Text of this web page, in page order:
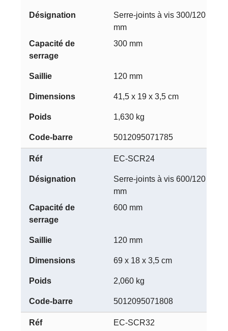
Serre-joints à vis 300/120
mm
300 mm
120 mm
41,5 x 19 x 3,5 cm
1,630 kg
5012095071785
EC-SCR24
Serre-joints à vis 600/120
mm
600 mm
120 mm
69 x 18 x 3,5 cm
2,060 kg
5012095071808
EC-SCR32